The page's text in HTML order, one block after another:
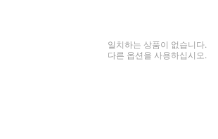
일치하는 상품이 없습니다.
다른 옵션을 사용하십시오.